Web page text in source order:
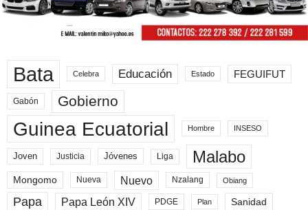
Bata Celebra Educación Estado FEGUIFUT
Gabón Gobierno
Guinea Ecuatorial Hombre INSESO
Joven Justicia Jóvenes Liga Malabo
Mongomo Nueva Nuevo Nzalang Obiang
Papa Papa León XIV PDGE Plan Sanidad